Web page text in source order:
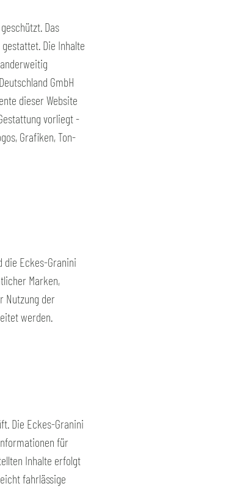
Das
Die Inhalte
GmbH
dieser Website
vorliegt -
Grafiken, Ton-
die Eckes-Granini
Marken,
Nutzung der
werden.
Die Eckes-Granini
für
Inhalte erfolgt
fahrlässige